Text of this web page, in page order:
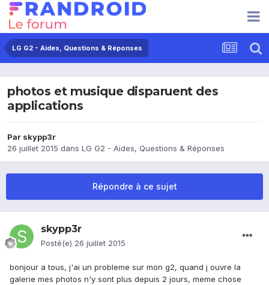
LG G2 - Aides, Questions & Réponses
photos et musique disparuent des
applications
Par skypp3r
26 juillet 2015 dans LG G2 - Aides, Questions & Réponses
Répondre à ce sujet
skypp3r
Posté(e) 26 juillet 2015
bonjour a tous, j'ai un probleme sur mon g2, quand j ouvre la
galerie mes photos n'y sont plus depuis 2 jours, meme chose